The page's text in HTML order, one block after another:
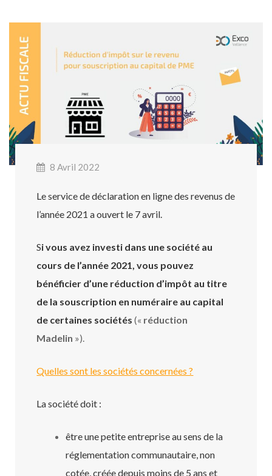
8 Avril 2022
Le service de déclaration en ligne des revenus de
l’année 2021 a ouvert le 7 avril.
Si vous avez investi dans une société au
cours de l’année 2021, vous pouvez
bénéficier d’une réduction d’impôt au titre
de la souscription en numéraire au capital
de certaines sociétés (« réduction
Madelin »).
Quelles sont les sociétés concernées ?
La société doit :
être une petite entreprise au sens de la
réglementation communautaire, non
cotée, créée depuis moins de 5 ans et